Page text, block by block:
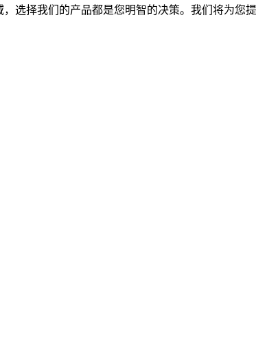
选择我们的产品都是您明智的决策。我们将为您